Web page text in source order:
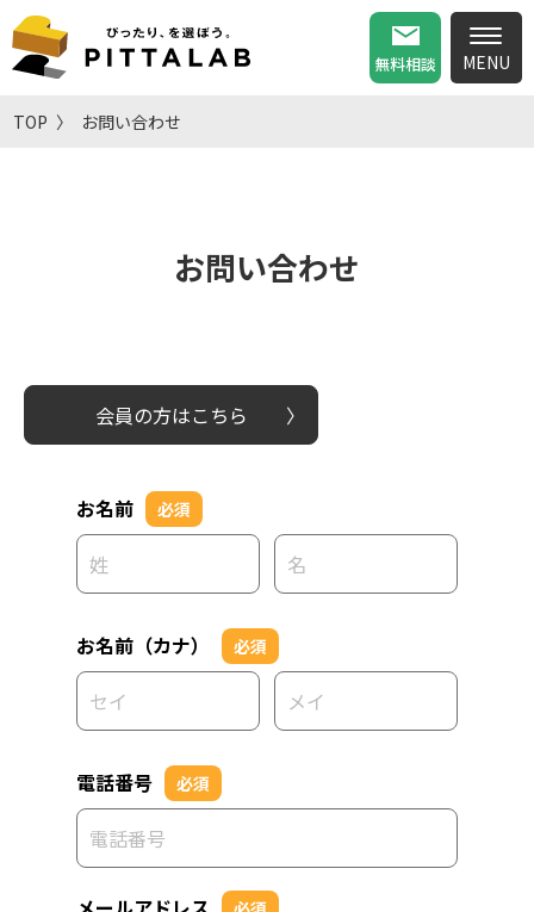
無料相談
TOP お問い合わせ
お問い合わせ
会員の方はこちら
お名前 必須
お名前（カナ） 必須
電話番号 必須